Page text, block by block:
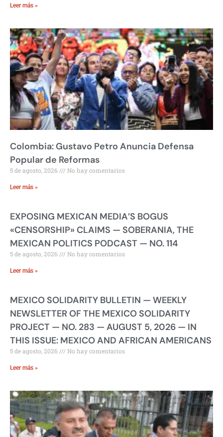
Leer más »
Colombia: Gustavo Petro Anuncia Defensa
Popular de Reformas
5 de agosto, 2026 No hay comentarios
Leer más »
EXPOSING MEXICAN MEDIA’S BOGUS
«CENSORSHIP» CLAIMS — SOBERANIA, THE
MEXICAN POLITICS PODCAST — NO. 114
5 de agosto, 2026 No hay comentarios
Leer más »
MEXICO SOLIDARITY BULLETIN — WEEKLY
NEWSLETTER OF THE MEXICO SOLIDARITY
PROJECT — NO. 283 — AUGUST 5, 2026 — IN
THIS ISSUE: MEXICO AND AFRICAN AMERICANS
5 de agosto, 2026 No hay comentarios
Leer más »